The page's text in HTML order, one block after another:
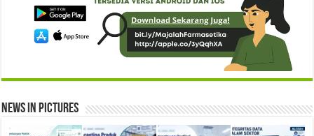
News in Pictures